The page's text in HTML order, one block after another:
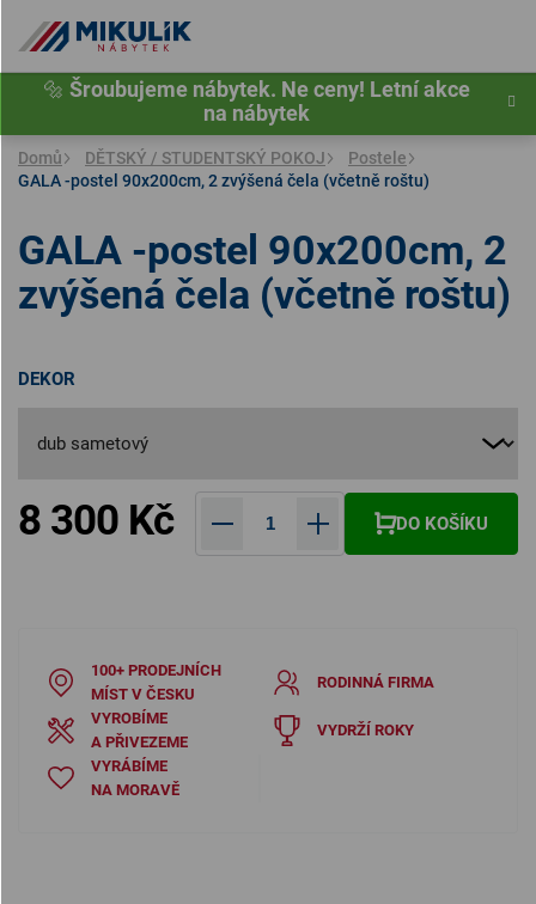
obsah
🔩 Šroubujeme nábytek. Ne ceny! Letní akce
na nábytek
Domů DĚTSKÝ / STUDENTSKÝ POKOJ
Postele
GALA -postel 90x200cm, 2 zvýšená čela (včetně roštu)
DEKOR
8 300 Kč DO KOŠÍKU
GALA -postel 90x200cm, 2
zvýšená čela (včetně roštu)
100+ PRODEJNÍCH
MÍST V ČESKU
RODINNÁ FIRMA
VYROBÍME
A PŘIVEZEME
VYDRŽÍ ROKY
VYRÁBÍME
NA MORAVĚ